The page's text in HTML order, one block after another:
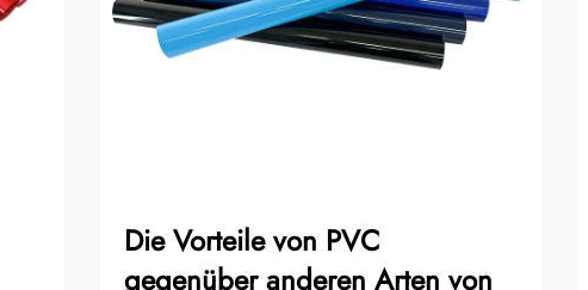
Die Vorteile von PVC
gegenüber anderen Arten von